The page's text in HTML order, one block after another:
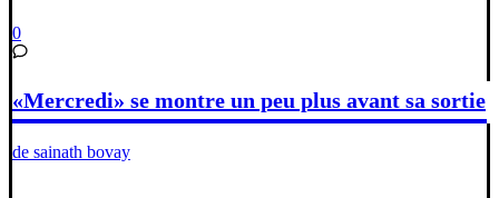
0
«Mercredi» se montre un peu plus avant sa sortie
de sainath bovay